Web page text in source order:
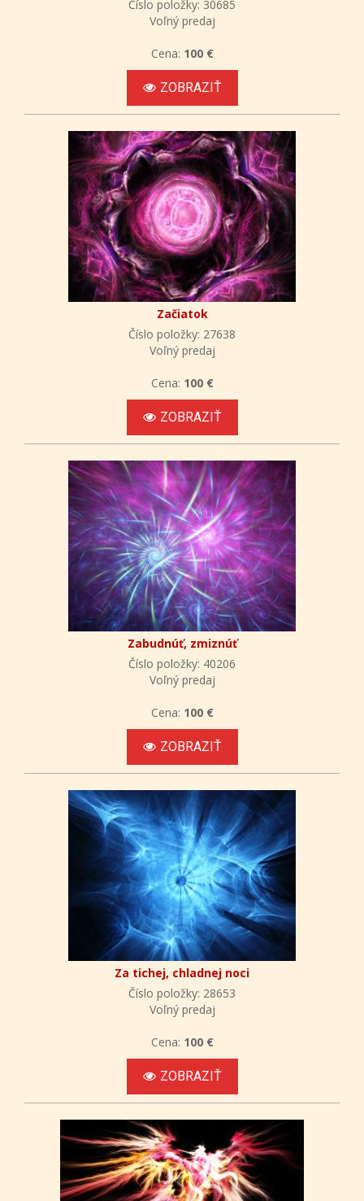
Číslo položky: 30685
Voľný predaj
Cena: 100 €
ZOBRAZIŤ
Začiatok
Číslo položky: 27638
Voľný predaj
Cena: 100 €
ZOBRAZIŤ
Zabudnúť, zmiznúť
Číslo položky: 40206
Voľný predaj
Cena: 100 €
ZOBRAZIŤ
Za tichej, chladnej noci
Číslo položky: 28653
Voľný predaj
Cena: 100 €
ZOBRAZIŤ